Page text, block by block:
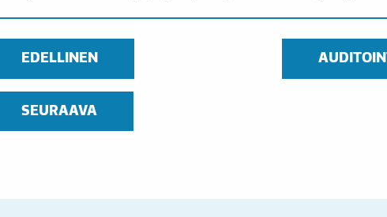
EDELLINEN
SEURAAVA